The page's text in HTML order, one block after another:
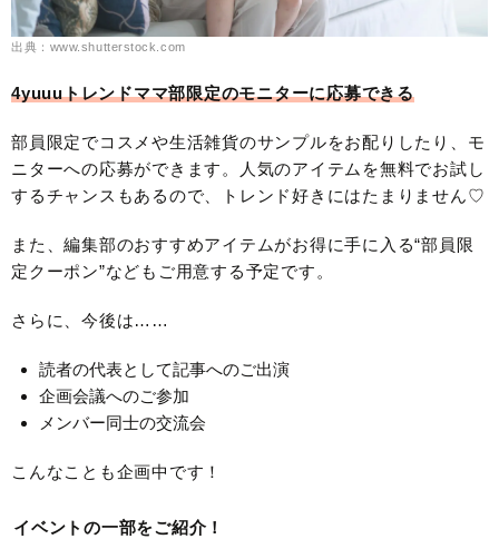
出典：www.shutterstock.com
4yuuuトレンドママ部限定のモニターに応募できる
部員限定でコスメや生活雑貨のサンプルをお配りしたり、モ
ニターへの応募ができます。人気のアイテムを無料でお試し
するチャンスもあるので、トレンド好きにはたまりません♡
また、編集部のおすすめアイテムがお得に手に入る“部員限
定クーポン”などもご用意する予定です。
さらに、今後は……
読者の代表として記事へのご出演
企画会議へのご参加
メンバー同士の交流会
こんなことも企画中です！
イベントの一部をご紹介！